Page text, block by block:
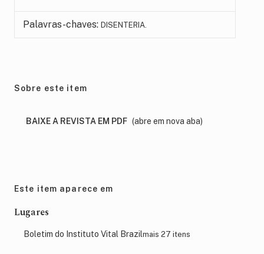
Palavras-chaves: DISENTERIA.
Sobre este item
BAIXE A REVISTA EM PDF (abre em nova aba)
Este item aparece em
Lugares
Boletim do Instituto Vital Brazilmais 27 itens